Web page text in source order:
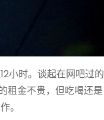
小时。谈起在网吧过的
租金不贵，但吃喝还是
。